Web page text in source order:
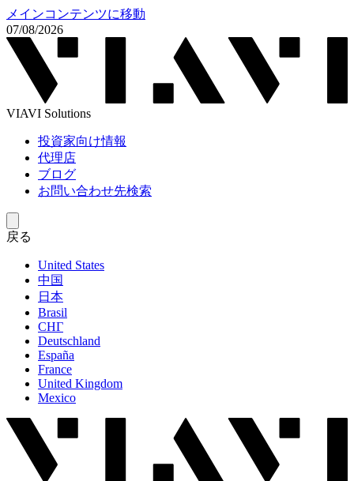
メインコンテンツに移動
07/08/2026
VIAVI Solutions
投資家向け情報
代理店
ブログ
お問い合わせ先検索
戻る
United States
中国
日本
Brasil
СНГ
Deutschland
España
France
United Kingdom
Mexico